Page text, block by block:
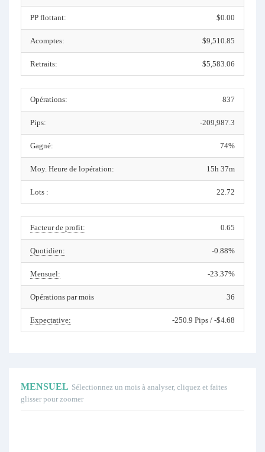
PP flottant: $0.00
Acomptes: $9,510.85
Retraits: $5,583.06
Opérations: 837
Pips: -209,987.3
Gagné: 74%
Moy. Heure de lopération: 15h 37m
Lots : 22.72
Facteur de profit: 0.65
Quotidien: -0.88%
Mensuel: -23.37%
Opérations par mois 36
Expectative: -250.9 Pips / -$4.68
MENSUEL Sélectionnez un mois à analyser, cliquez et faites
glisser pour zoomer